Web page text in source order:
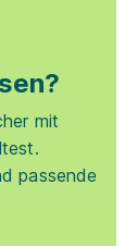
mit
passende